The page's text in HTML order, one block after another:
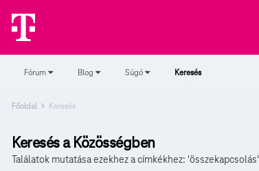
Fórum Blog Súgó Keresés
Főoldal Keresés
Keresés a Közösségben
Találatok mutatása ezekhez a címkékhez: 'összekapcsolás'